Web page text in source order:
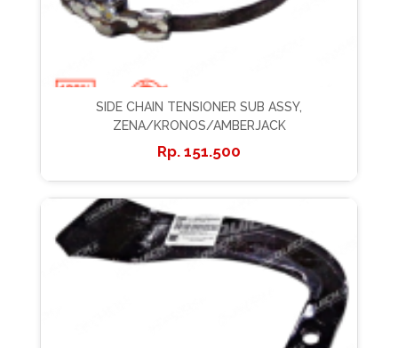
SIDE CHAIN TENSIONER SUB ASSY,
ZENA/KRONOS/AMBERJACK
151.500